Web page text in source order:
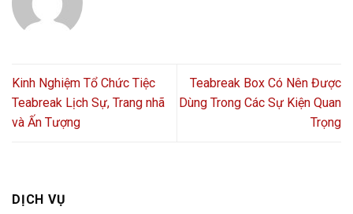
Kinh Nghiệm Tổ Chức Tiệc
Teabreak Lịch Sự, Trang nhã
và Ấn Tượng
Teabreak Box Có Nên Được
Dùng Trong Các Sự Kiện Quan
Trọng
DỊCH VỤ